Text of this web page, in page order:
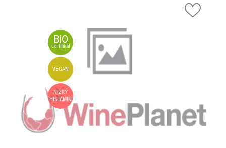
BIO
certifikát
VEGAN
NÍZKÝ
HISTAMIN